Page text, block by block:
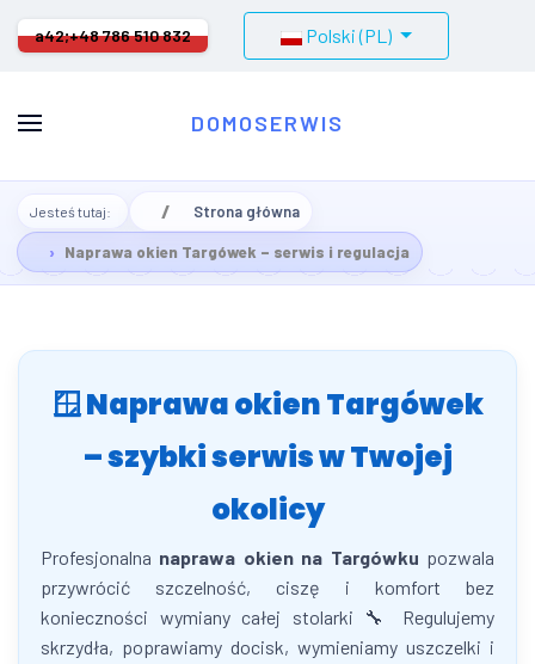
a42;+48 786 510 832
Wybierz swój język
Polski (PL)
DOMOSERWIS
Jesteś tutaj: Strona główna
Naprawa okien Targówek – serwis i regulacja
🪟 Naprawa okien Targówek
– szybki serwis w Twojej
okolicy
Profesjonalna naprawa okien na Targówku pozwala
przywrócić szczelność, ciszę i komfort bez
konieczności wymiany całej stolarki 🔧 Regulujemy
skrzydła, poprawiamy docisk, wymieniamy uszczelki i